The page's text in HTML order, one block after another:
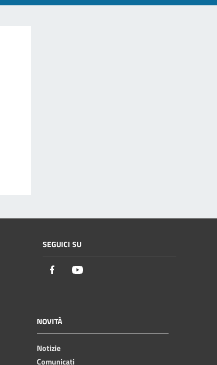
SEGUICI SU
Facebook
NOVITÀ
Notizie
Comunicati